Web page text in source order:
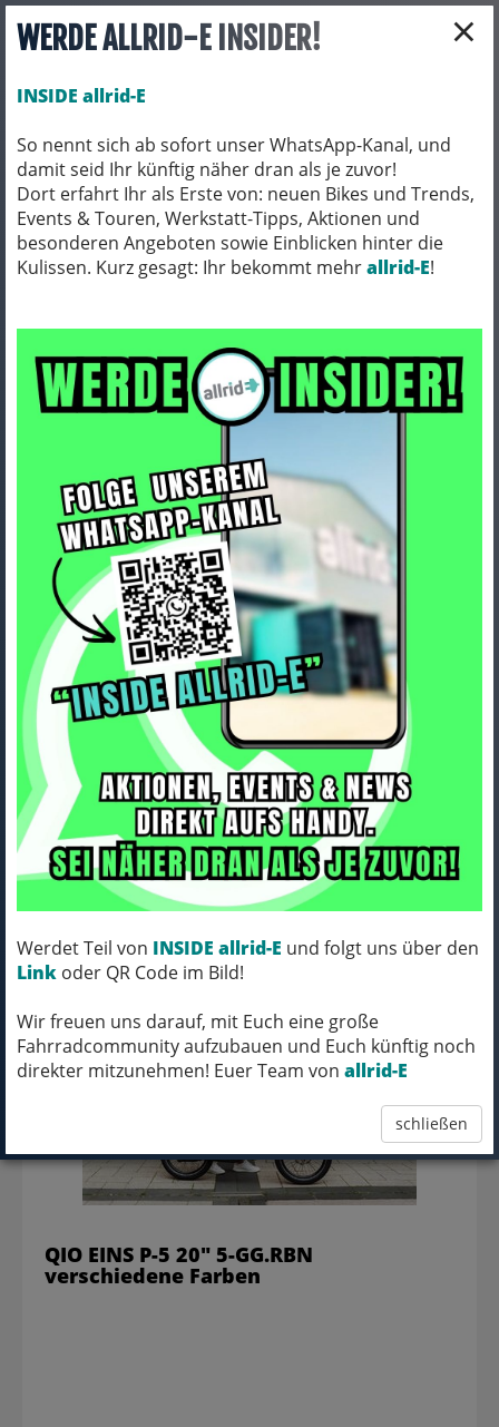
×
WERDE ALLRID-E INSIDER!
INSIDE allrid-E
So nennt sich ab sofort unser WhatsApp-Kanal, und
damit seid Ihr künftig näher dran als je zuvor!
Dort erfahrt Ihr als Erste von: neuen Bikes und Trends,
Events & Touren, Werkstatt-Tipps, Aktionen und
besonderen Angeboten sowie Einblicken hinter die
Kulissen. Kurz gesagt: Ihr bekommt mehrallrid-E!
Werdet Teil von INSIDE allrid-E und folgt uns über den
Link oder QR Code im Bild!
Wir freuen uns darauf, mit Euch eine große
Fahrradcommunity aufzubauen und Euch künftig noch
direkter mitzunehmen! Euer Team von allrid-E
schließen
Toggle navigation
ARTIKEL FILTERN
3.499,00 EUR
QIO EINS AP-8 20" ( nicht ISY )
verschiedene Farben
QIO EINS P-5 20" 5-GG.RBN
verschiedene Farben